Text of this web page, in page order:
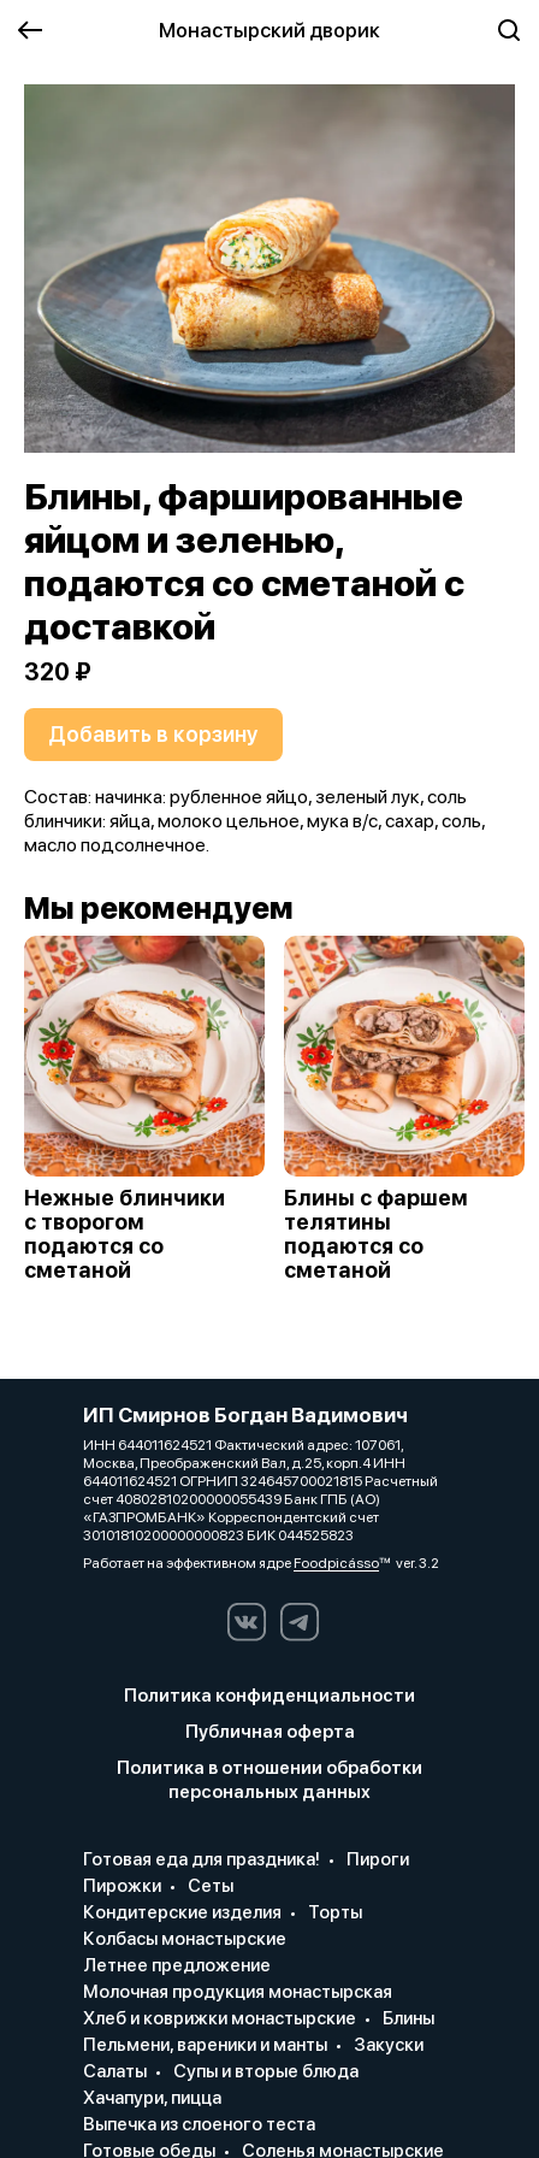
Монастырский дворик
Блины, фаршированные
яйцом и зеленью,
подаются со сметаной с
доставкой
320 ₽
Добавить в корзину
Состав: начинка: рубленное яйцо, зеленый лук, соль
блинчики: яйца, молоко цельное, мука в/с, сахар, соль,
масло подсолнечное.
Мы рекомендуем
Нежные блинчики
с творогом
подаются со
сметаной
Блины с фаршем
телятины
подаются со
сметаной
ИП Смирнов Богдан Вадимович
ИНН 644011624521 Фактический адрес: 107061,
Москва, Преображенский Вал, д.25, корп.4 ИНН
644011624521 ОГРНИП 324645700021815 Расчетный
счет 40802810200000055439 Банк ГПБ (АО)
«ГАЗПРОМБАНК» Корреспондентский счет
30101810200000000823 БИК 044525823
Работает на эффективном ядреFoodpicássover. 3.2
Политика конфиденциальности
Публичная оферта
Политика в отношении обработки
персональных данных
Готовая еда для праздника!
Пироги
Пирожки
Сеты
Кондитерские изделия
Торты
Колбасы монастырские
Летнее предложение
Молочная продукция монастырская
Хлеб и коврижки монастырские
Блины
Пельмени, вареники и манты
Закуски
Салаты
Супы и вторые блюда
Хачапури, пицца
Выпечка из слоеного теста
Готовые обеды
Соленья монастырские